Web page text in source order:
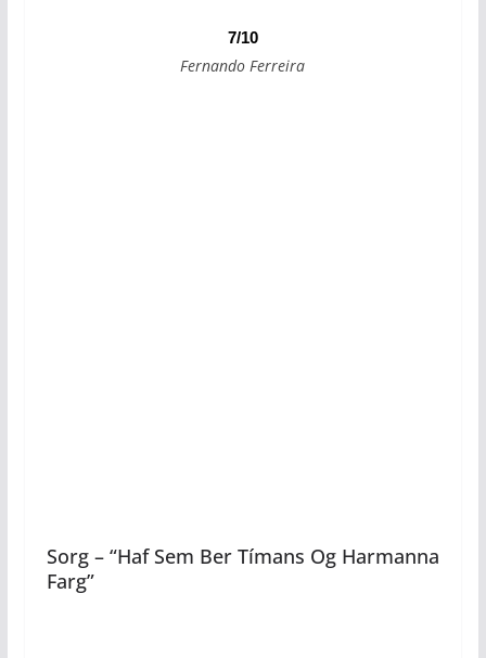
7/10
Fernando Ferreira
Sorg – “Haf Sem Ber Tímans Og Harmanna
Farg”